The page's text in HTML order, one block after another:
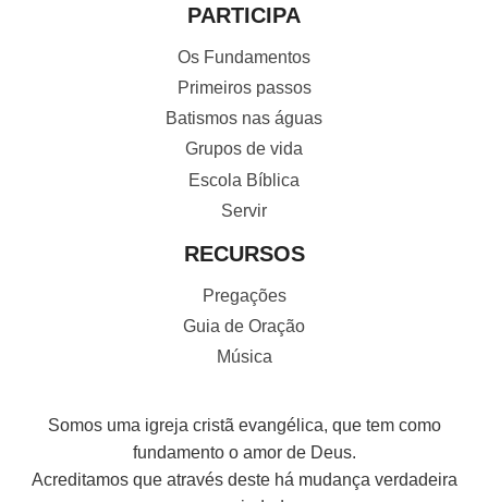
PARTICIPA
Os Fundamentos
Primeiros passos
Batismos nas águas
Grupos de vida
Escola Bíblica
Servir
RECURSOS
Pregações
Guia de Oração
Música
Somos uma igreja cristã evangélica, que tem como
fundamento o amor de Deus.
Acreditamos que através deste há mudança verdadeira